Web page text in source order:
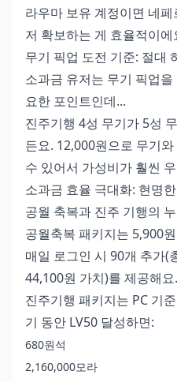
라우마 보유 계정이면 네
저 확보하는 게 효율적이에
무기 픽업 도전 기준: 절대
소과금 유저는 무기 픽업
요한 포인트인데...
진주기행 4성 무기가 5성
든요. 12,000원으로 무기
수 있어서 가성비가 훨씬
소과금 효율 극대화: 현명
공월 축복과 진주 기행의
공월축복 패키지는 5,900
매일 로그인 시 90개 추가(
44,100원 가치)를 제공해요.
진주기행 패키지는 PC 기
기 동안 LV50 달성하면:
680원석
2,160,000모라